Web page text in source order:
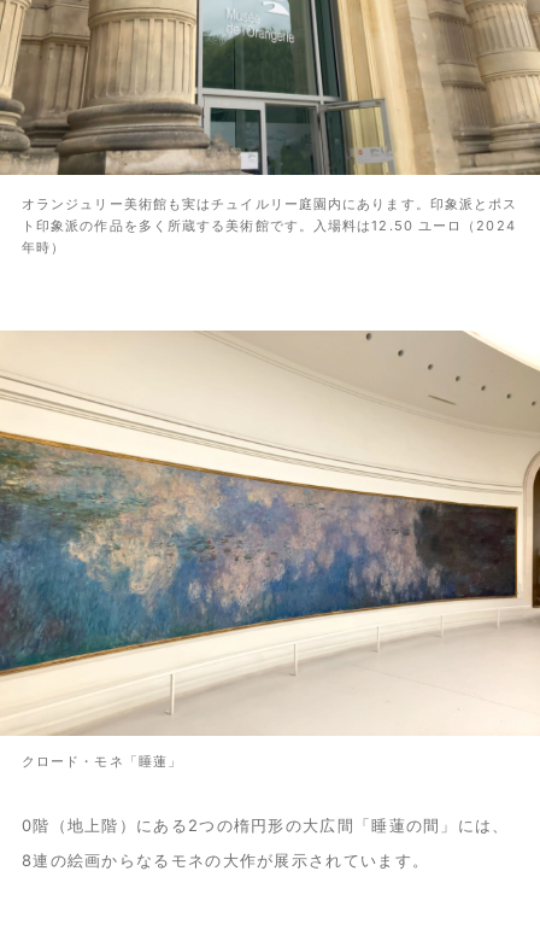
オランジュリー美術館も実はチュイルリー庭園内にあります。印象派とポス
ト印象派の作品を多く所蔵する美術館です。入場料は12.50 ユーロ（2024
年時）
クロード・モネ「睡蓮」
0階（地上階）にある2つの楕円形の大広間「睡蓮の間」には、
8連の絵画からなるモネの大作が展示されています。